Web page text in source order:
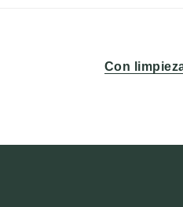
Entrada
Con